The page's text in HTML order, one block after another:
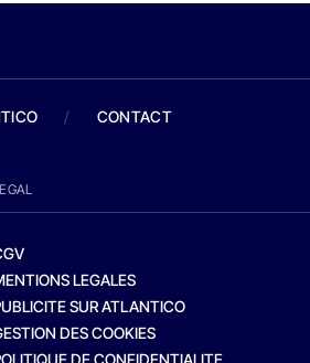
/ CONTACT
LEGALES
SUR ATLANTICO
DES COOKIES
DE CONFIDENTIALITE